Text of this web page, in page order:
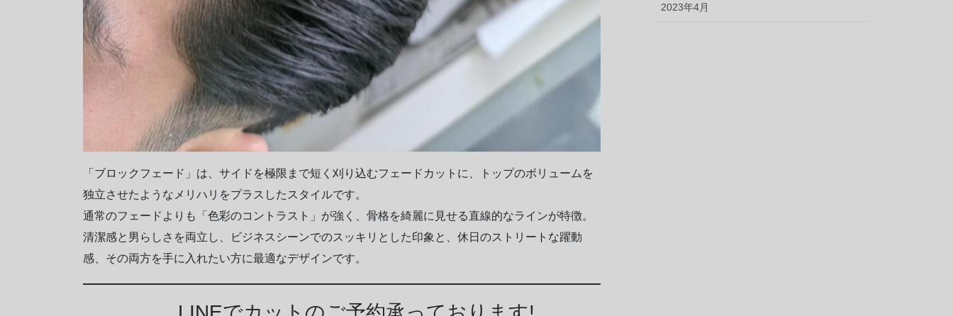
「ブロックフェード」は、サイドを極限まで短く刈り込むフェードカットに、トップのボリュームを
独立させたようなメリハリをプラスしたスタイルです。
通常のフェードよりも「色彩のコントラスト」が強く、骨格を綺麗に見せる直線的なラインが特徴。
清潔感と男らしさを両立し、ビジネスシーンでのスッキリとした印象と、休日のストリートな躍動
感、その両方を手に入れたい方に最適なデザインです。
2023年4月